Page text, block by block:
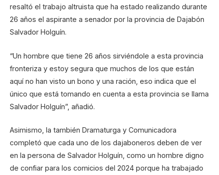
resaltó el trabajo altruista que ha estado realizando durante
26 años el aspirante a senador por la provincia de Dajabón
Salvador Holguín.
“Un hombre que tiene 26 años sirviéndole a esta provincia
fronteriza y estoy segura que muchos de los que están
aquí no han visto un bono y una ración, eso indica que el
único que está tomando en cuenta a esta provincia se llama
Salvador Holguín”, añadió.
Asimismo, la también Dramaturga y Comunicadora
completó que cada uno de los dajaboneros deben de ver
en la persona de Salvador Holguín, como un hombre digno
de confiar para los comicios del 2024 porque ha trabajado